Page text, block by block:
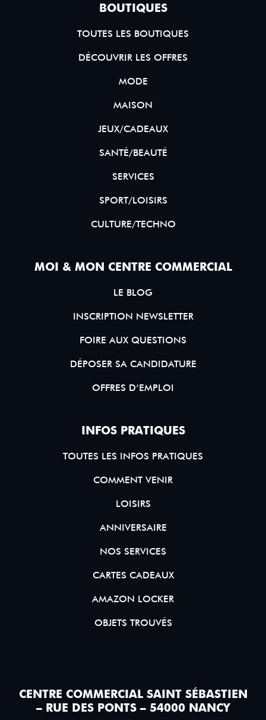
BOUTIQUES
TOUTES LES BOUTIQUES
DÉCOUVRIR LES OFFRES
MODE
MAISON
JEUX/CADEAUX
SANTÉ/BEAUTÉ
SERVICES
SPORT/LOISIRS
CULTURE/TECHNO
MOI & MON CENTRE COMMERCIAL
LE BLOG
INSCRIPTION NEWSLETTER
FOIRE AUX QUESTIONS
DÉPOSER SA CANDIDATURE
OFFRES D’EMPLOI
INFOS PRATIQUES
TOUTES LES INFOS PRATIQUES
COMMENT VENIR
LOISIRS
ANNIVERSAIRE
NOS SERVICES
CARTES CADEAUX
AMAZON LOCKER
OBJETS TROUVÉS
CENTRE COMMERCIAL SAINT SÉBASTIEN
– RUE DES PONTS – 54000 NANCY